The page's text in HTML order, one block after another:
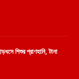
শিশুর প্রাণহানি, টানা